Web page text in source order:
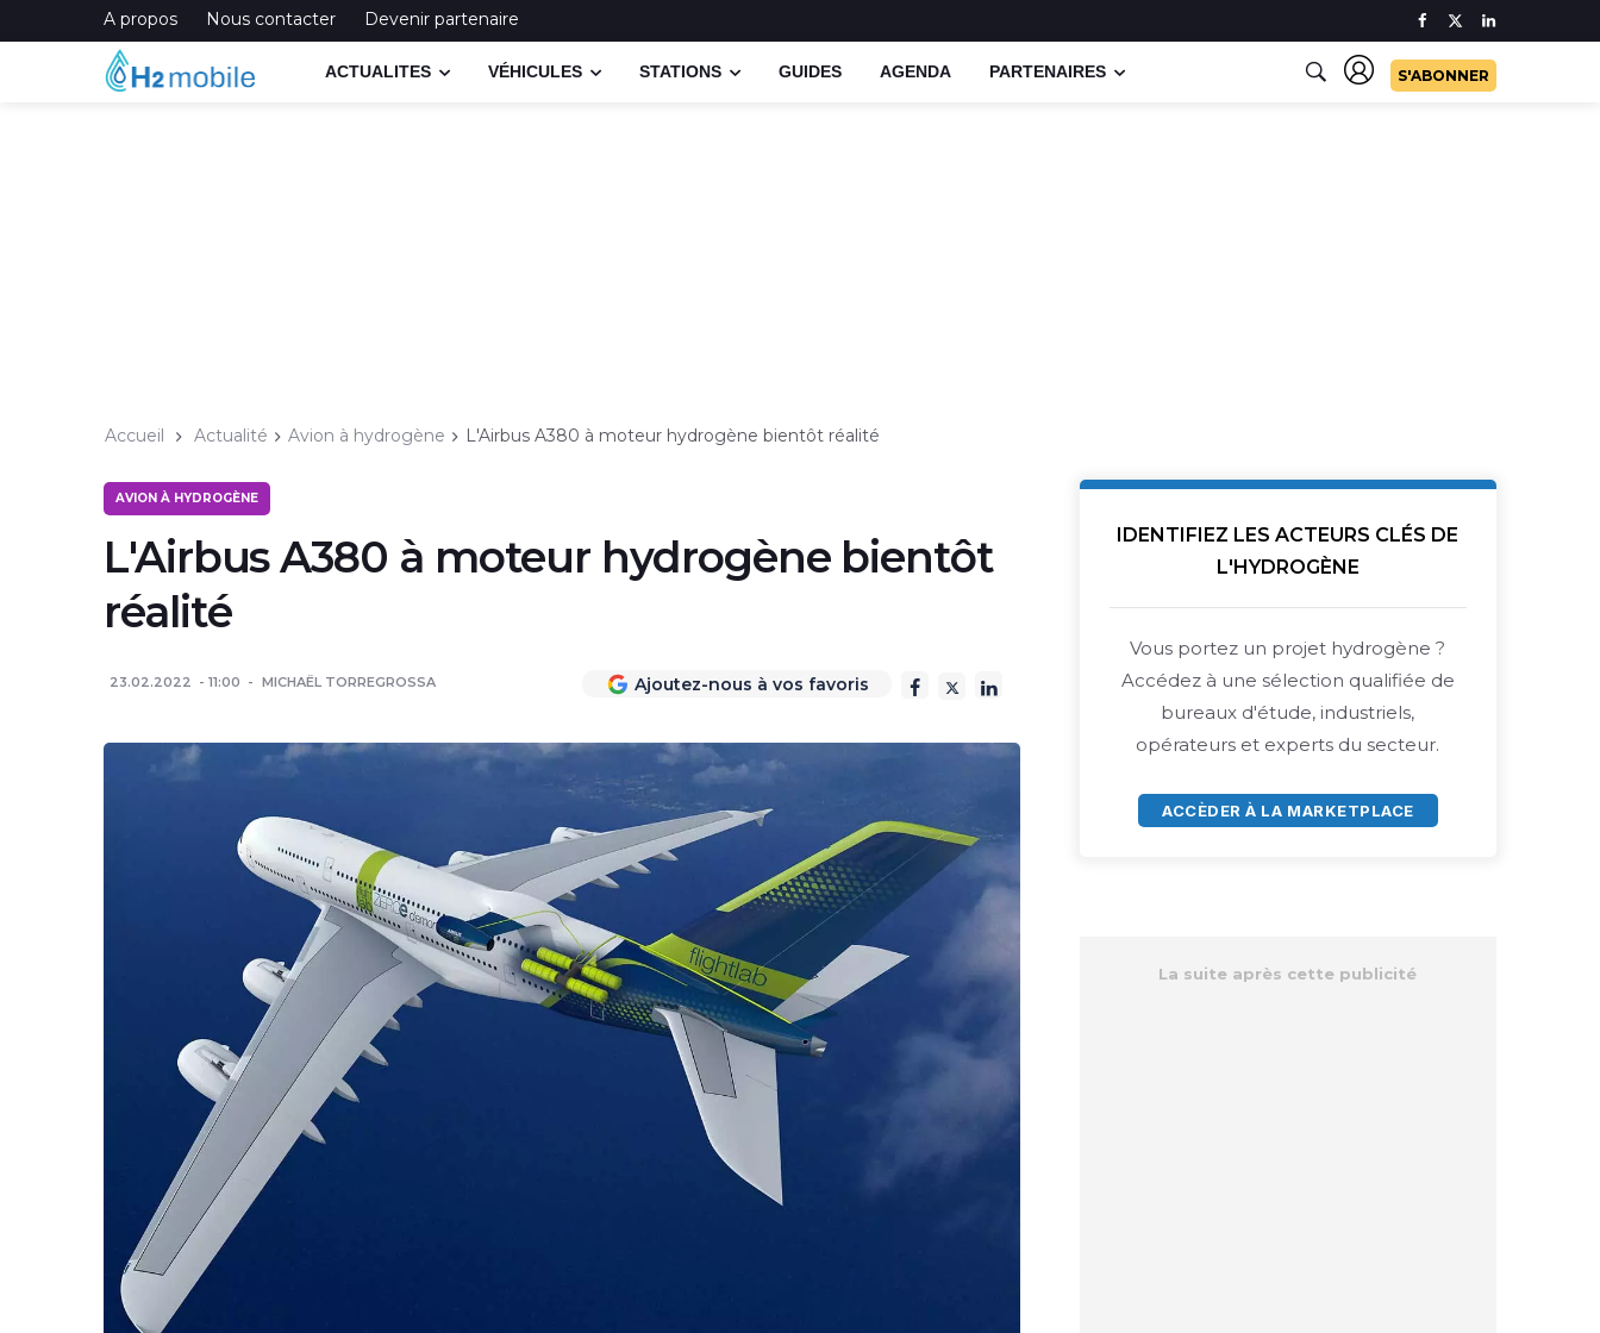
A propos Nous contacter Devenir partenaire
ACTUALITES VÉHICULES STATIONS GUIDES AGENDA PARTENAIRES S'ABONNER
Accueil Actualité Avion à hydrogène L'Airbus A380 à moteur hydrogène bientôt réalité
AVION À HYDROGÈNE
L'Airbus A380 à moteur hydrogène bientôt
réalité
23.02.2022 11:00 MICHAËL TORREGROSSA Ajoutez-nous à vos favoris
IDENTIFIEZ LES ACTEURS CLÉS DE
L'HYDROGÈNE
Vous portez un projet hydrogène ?
Accédez à une sélection qualifiée de
bureaux d'étude, industriels,
opérateurs et experts du secteur.
ACCÈDER À LA MARKETPLACE